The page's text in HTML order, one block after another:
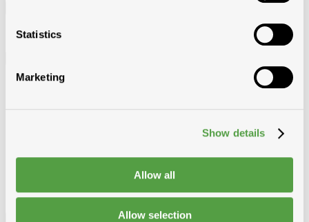
Statistics
Marketing
Show details
Allow all
Allow selection
575 mm
60 mm
100 mm
220 mm